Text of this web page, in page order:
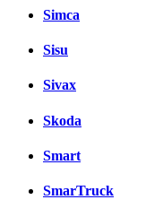
Simca
Sisu
Sivax
Skoda
Smart
SmarTruck